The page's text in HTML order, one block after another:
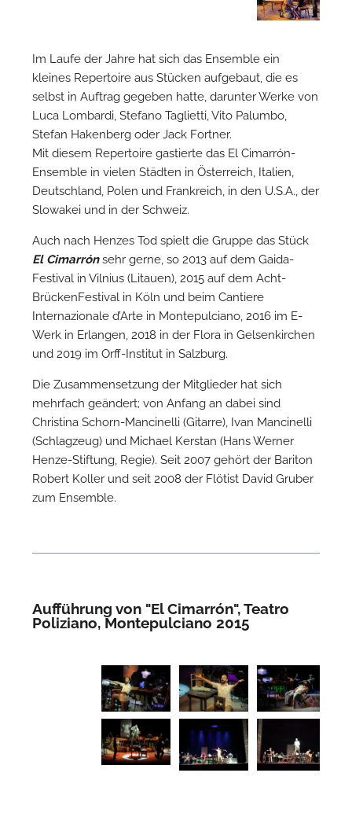
Im Laufe der Jahre hat sich das Ensemble ein
kleines Repertoire aus Stücken aufgebaut, die es
selbst in Auftrag gegeben hatte, darunter Werke von
Luca Lombardi, Stefano Taglietti, Vito Palumbo,
Stefan Hakenberg oder Jack Fortner.
Mit diesem Repertoire gastierte das El Cimarrón-
Ensemble in vielen Städten in Österreich, Italien,
Deutschland, Polen und Frankreich, in den U.S.A., der
Slowakei und in der Schweiz.
Auch nach Henzes Tod spielt die Gruppe das Stück
El Cimarrónsehr gerne, so 2013 auf dem Gaida-
Festival in Vilnius (Litauen), 2015 auf dem Acht-
BrückenFestival in Köln und beim Cantiere
Internazionale d’Arte in Montepulciano, 2016 im E-
Werk in Erlangen, 2018 in der Flora in Gelsenkirchen
und 2019 im Orff-Institut in Salzburg.
Die Zusammensetzung der Mitglieder hat sich
mehrfach geändert; von Anfang an dabei sind
Christina Schorn-Mancinelli (Gitarre), Ivan Mancinelli
(Schlagzeug) und Michael Kerstan (Hans Werner
Henze-Stiftung, Regie). Seit 2007 gehört der Bariton
Robert Koller und seit 2008 der Flötist David Gruber
zum Ensemble.
Aufführung von "El Cimarrón", Teatro
Poliziano, Montepulciano 2015